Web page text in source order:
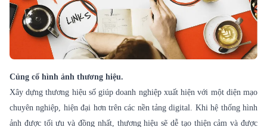
Củng cố hình ảnh thương hiệu.
Xây dựng thương hiệu số giúp doanh nghiệp xuất hiện với một diện mạo
chuyên nghiệp, hiện đại hơn trên các nền tảng digital. Khi hệ thống hình
ảnh được tối ưu và đồng nhất, thương hiệu sẽ dễ tạo thiện cảm và được